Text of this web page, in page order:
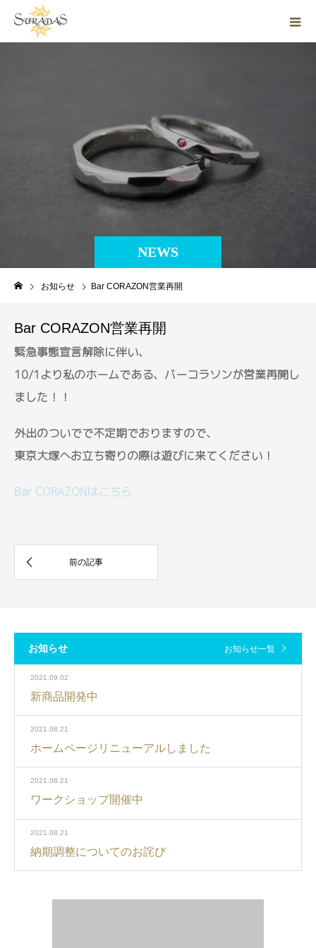
NEWS
お知らせ Bar CORAZON営業再開
Bar CORAZON営業再開
緊急事態宣言解除に伴い、
10/1より私のホームである、バーコラソンが営業再開し
ました！！
外出のついでで不定期でおりますので、
東京大塚へお立ち寄りの際は遊びに来てください！
Bar CORAZONはこちら
お知らせ お知らせ一覧
2021.09.02
新商品開発中
2021.08.21
ホームページリニューアルしました
2021.08.21
ワークショップ開催中
2021.08.21
納期調整についてのお詫び